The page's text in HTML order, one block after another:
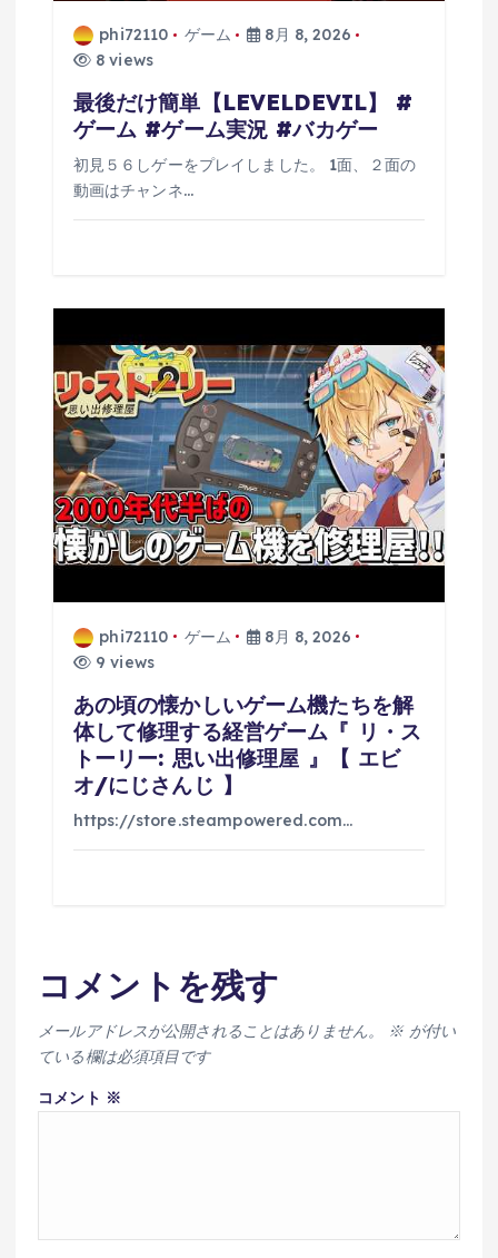
phi72110 ゲーム
8月 8, 2026
8 views
最後だけ簡単【LEVELDEVIL】 #
ゲーム #ゲーム実況 #バカゲー
初見５６しゲーをプレイしました。 1面、２面の
動画はチャンネ…
phi72110 ゲーム
8月 8, 2026
9 views
あの頃の懐かしいゲーム機たちを解
体して修理する経営ゲーム『 リ・ス
トーリー: 思い出修理屋 』【 エビ
オ/にじさんじ 】
https://store.steampowered.com…
コメントを残す
メールアドレスが公開されることはありません。 ※が付い
ている欄は必須項目です
コメント ※